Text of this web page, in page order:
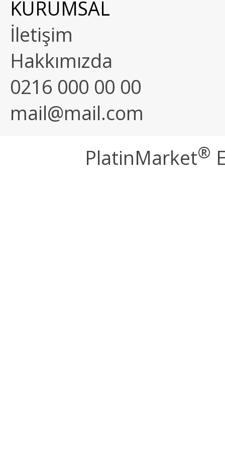
KURUMSAL
İletişim
Hakkımızda
0216 000 00 00
mail@mail.com
PlatinMarket®